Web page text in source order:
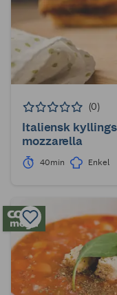
(0)
Italiensk
mozzarella
40min Enkel